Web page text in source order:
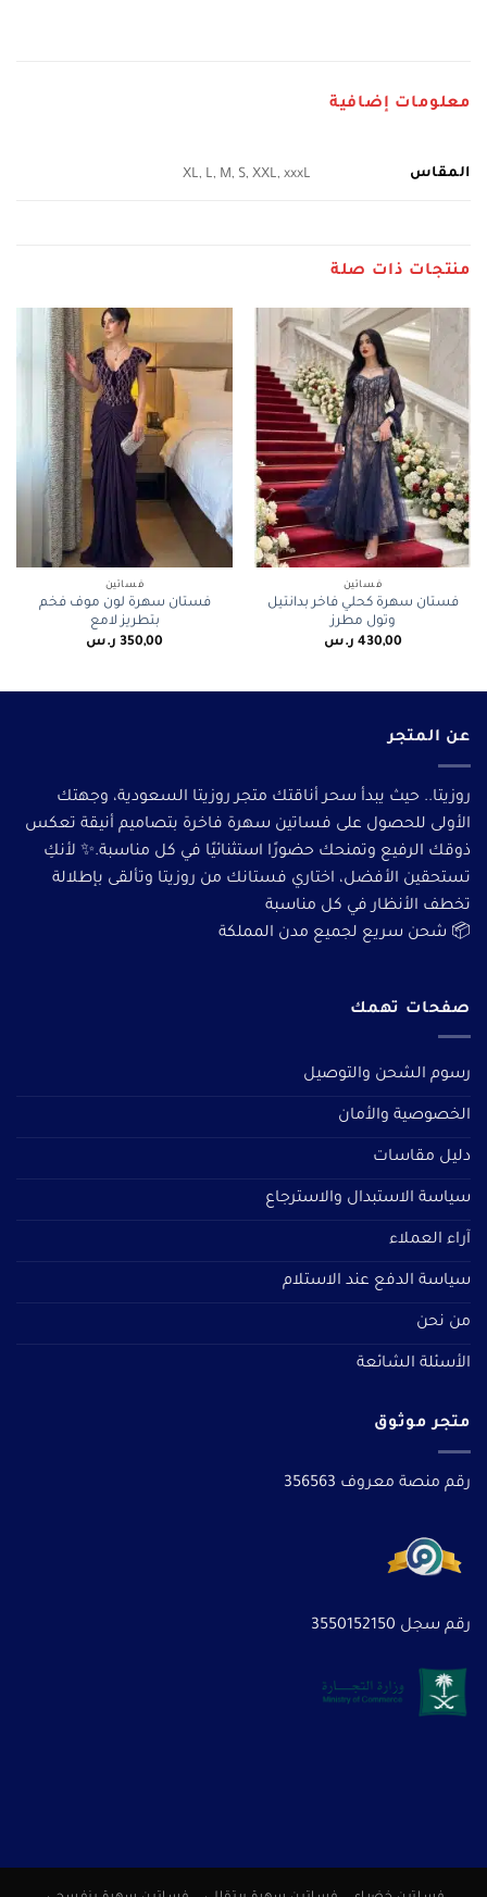
معلومات إضافية
المقاس XL, L, M, S, XXL, xxxL
منتجات ذات صلة
فساتين
فستان سهرة كحلي فاخر بدانتيل
وتول مطرز
430,00 ر.س
فساتين
فستان سهرة لون موف فخم
بتطريز لامع
350,00 ر.س
عن المتجر
روزيتا.. حيث يبدأ سحر أناقتك متجر روزيتا السعودية، وجهتك
الأولى للحصول على فساتين سهرة فاخرة بتصاميم أنيقة تعكس
ذوقك الرفيع وتمنحك حضورًا استثنائيًا في كل مناسبة.✨ لأنكِ
تستحقين الأفضل، اختاري فستانك من روزيتا وتألقى بإطلالة
تخطف الأنظار في كل مناسبة
📦 شحن سريع لجميع مدن المملكة
صفحات تهمك
رسوم الشحن والتوصيل
الخصوصية والأمان
دليل مقاسات
سياسة الاستبدال والاسترجاع
آراء العملاء
سياسة الدفع عند الاستلام
من نحن
الأسئلة الشائعة
متجر موثوق
رقم منصة معروف 356563
رقم سجل 3550152150